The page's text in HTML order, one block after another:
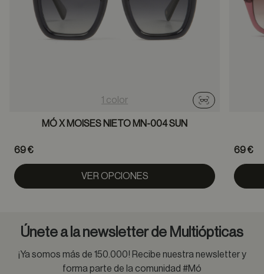
1 color
Probador
MÓ X MOISES NIETO MN-004 SUN
69 €
VER OPCIONES
69 €
Únete a la newsletter de Multiópticas
¡Ya somos más de 150.000! Recibe nuestra newsletter y
forma parte de la comunidad #Mó